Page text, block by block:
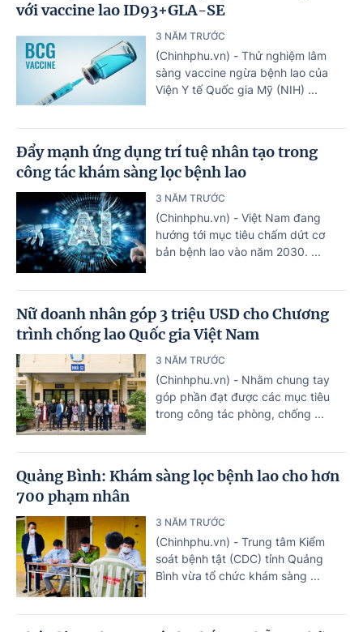
với vaccine lao ID93+GLA-SE
3 NĂM TRƯỚC
(Chinhphu.vn) - Thử nghiệm lâm
sàng vaccine ngừa bệnh lao của
Viện Y tế Quốc gia Mỹ (NIH) ...
Đẩy mạnh ứng dụng trí tuệ nhân tạo trong
công tác khám sàng lọc bệnh lao
3 NĂM TRƯỚC
(Chinhphu.vn) - Việt Nam đang
hướng tới mục tiêu chấm dứt cơ
bản bệnh lao vào năm 2030. ...
Nữ doanh nhân góp 3 triệu USD cho Chương
trình chống lao Quốc gia Việt Nam
3 NĂM TRƯỚC
(Chinhphu.vn) - Nhằm chung tay
góp phần đạt được các mục tiêu
trong công tác phòng, chống ...
Quảng Bình: Khám sàng lọc bệnh lao cho hơn
700 phạm nhân
3 NĂM TRƯỚC
(Chinhphu.vn) - Trung tâm Kiểm
soát bệnh tật (CDC) tỉnh Quảng
Bình vừa tổ chức khám sàng ...